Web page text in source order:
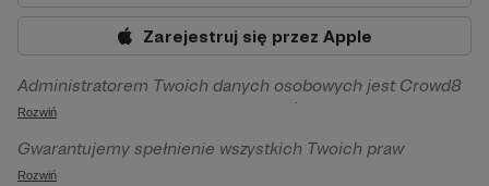
Zarejestruj się przez Apple
Administratorem Twoich danych osobowych jest Crowd8
sp. z o.o. z siedziba w Warszawie, ul. Żwirki i Wigury 16, 02-
092 Warszawa. Twoje dane osobowe będą przetwarzane w
szczególności w celu wykonania umowy zawartej z Tobą, w
Rozwiń
Gwarantujemy spełnienie wszystkich Twoich praw
wynikających z ogólnego rozporządzenia o ochronie
Rozwiń